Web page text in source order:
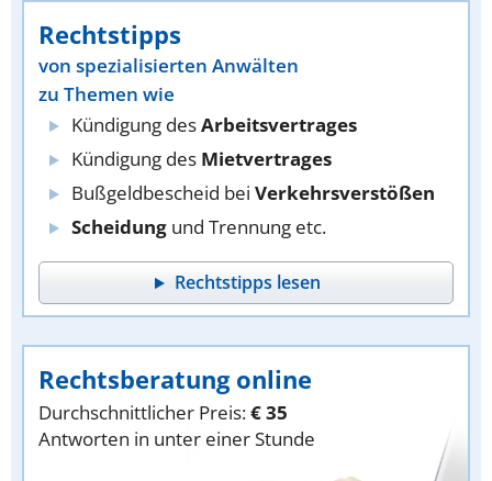
Rechtstipps
von spezialisierten Anwälten
zu Themen wie
Kündigung desArbeitsvertrages
Kündigung des Mietvertrages
Bußgeldbescheid bei Verkehrsverstößen
Scheidung und Trennung etc.
Rechtstipps lesen
Rechtsberatung online
Durchschnittlicher Preis:€ 35
Antworten in unter einer Stunde